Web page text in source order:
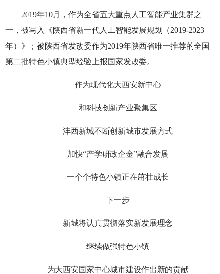
2019年10月，作为全省五大重点人工智能产业集群之
一，被写入《陕西省新一代人工智能发展规划（2019-2023
年）》；被陕西省发改委作为2019年陕西省唯一推荐的全国
第二批特色小镇典型经验上报国家发改委。
作为现代化大西安新中心
和科技创新产业聚集区
沣西新城不断创新城市发展方式
加快“产学研政企金”融合发展
一个个特色小镇正在茁壮成长
下一步
新城将认真贯彻落实新发展理念
继续做强特色小镇
为大西安国家中心城市建设作出新的贡献